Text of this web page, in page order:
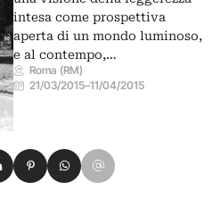
intesa come prospettiva
aperta di un mondo luminoso,
e al contempo,…
Roma (RM)
21/03/2015–11/04/2015
su Xsu LinkedIn
Condividi su Pinterest
Condividi su WhatsApp
Condividi su Email